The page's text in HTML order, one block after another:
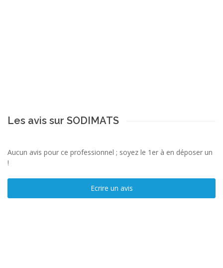
Les avis sur SODIMATS
Aucun avis pour ce professionnel ; soyez le 1er à en déposer un
!
Ecrire un avis